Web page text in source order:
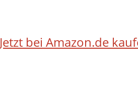
Jetzt bei Amazon.de